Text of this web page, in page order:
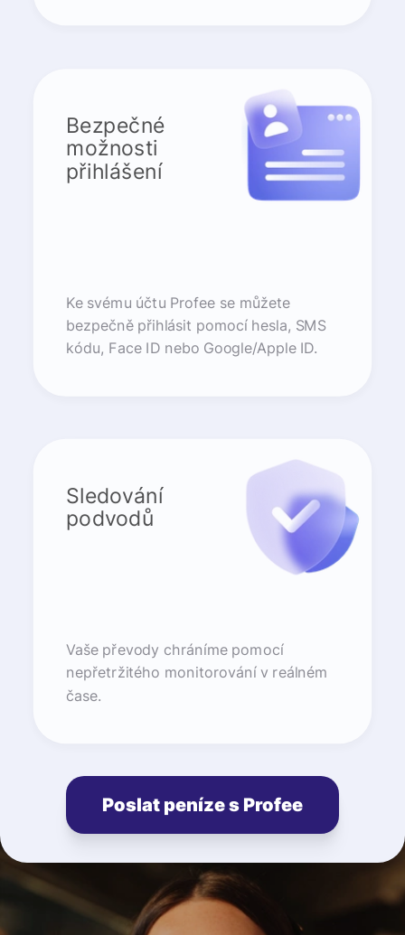
Bezpečné
možnosti
přihlášení
Ke svému účtu Profee se můžete
bezpečně přihlásit pomocí hesla, SMS
kódu, Face ID nebo Google/Apple ID.
Sledování
podvodů
Vaše převody chráníme pomocí
nepřetržitého monitorování v reálném
čase.
Poslat peníze s Profee